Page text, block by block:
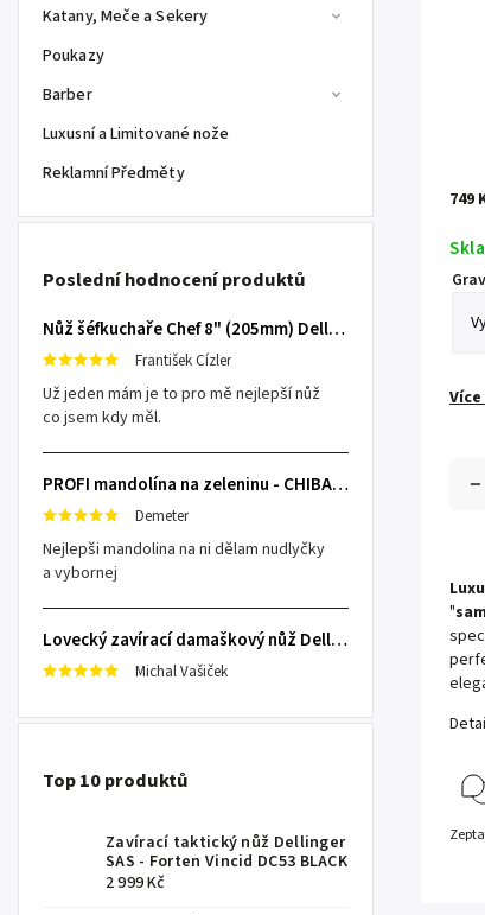
Katany, Meče a Sekery
Poukazy
Barber
Luxusní a Limitované nože
Reklamní Předměty
Poslední hodnocení produktů
Nůž šéfkuchaře Chef 8" (205mm) Dellinger TOIVO - Professional Damascus
František Cízler
Už jeden mám je to pro mě nejlepší nůž
co jsem kdy měl.
PROFI mandolína na zeleninu - CHIBA Japan, sengiri slicekun
Demeter
Nejlepši mandolina na ni dělam nudlyčky
a vybornej
Lovecký zavírací damaškový nůž Dellinger Damask Star
Michal Vašiček
Top 10 produktů
Zavírací taktický nůž Dellinger
SAS - Forten Vincid DC53 BLACK
2 999 Kč
749
"